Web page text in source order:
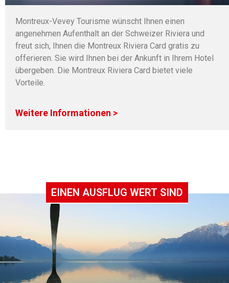
Montreux-Vevey Tourisme wünscht Ihnen einen
angenehmen Aufenthalt an der Schweizer Riviera und
freut sich, Ihnen die Montreux Riviera Card gratis zu
offerieren. Sie wird Ihnen bei der Ankunft in Ihrem Hotel
übergeben. Die Montreux Riviera Card bietet viele
Vorteile.
Weitere Informationen >
EINEN AUSFLUG WERT SIND